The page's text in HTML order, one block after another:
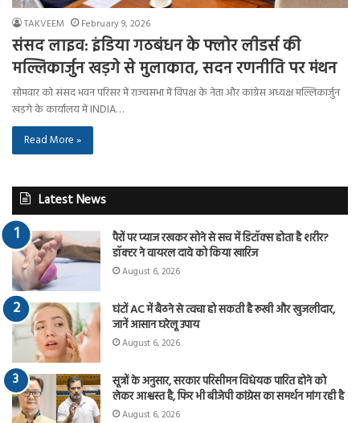
TAKVEEM February 9, 2026
संसद लाइव: इंडिया गठबंधन के फ्लोर लीडर्स की
मल्लिकार्जुन खड़गे से मुलाकात, सदन रणनीति पर मंथन
सोमवार को संसद भवन परिसर में राज्यसभा में विपक्ष के नेता और कांग्रेस अध्यक्ष मल्लिकार्जुन
खड़गे के कार्यालय में INDIA…
Read More »
Latest News
पैरों पर प्याज रखकर सोने से सच में डिटॉक्स होता है शरीर?
डॉक्टर ने वायरल दावे को किया खारिज
August 6, 2026
घंटों AC में बैठने से त्वचा हो सकती है रूखी और खुजलीदार,
जानें आसान घरेलू उपाय
August 6, 2026
सूत्रों के अनुसार, सरकार परिसीमन विधेयक पारित होने को
लेकर आश्वस्त है, फिर भी बीजेपी कांग्रेस का समर्थन मांग रही है
August 6, 2026